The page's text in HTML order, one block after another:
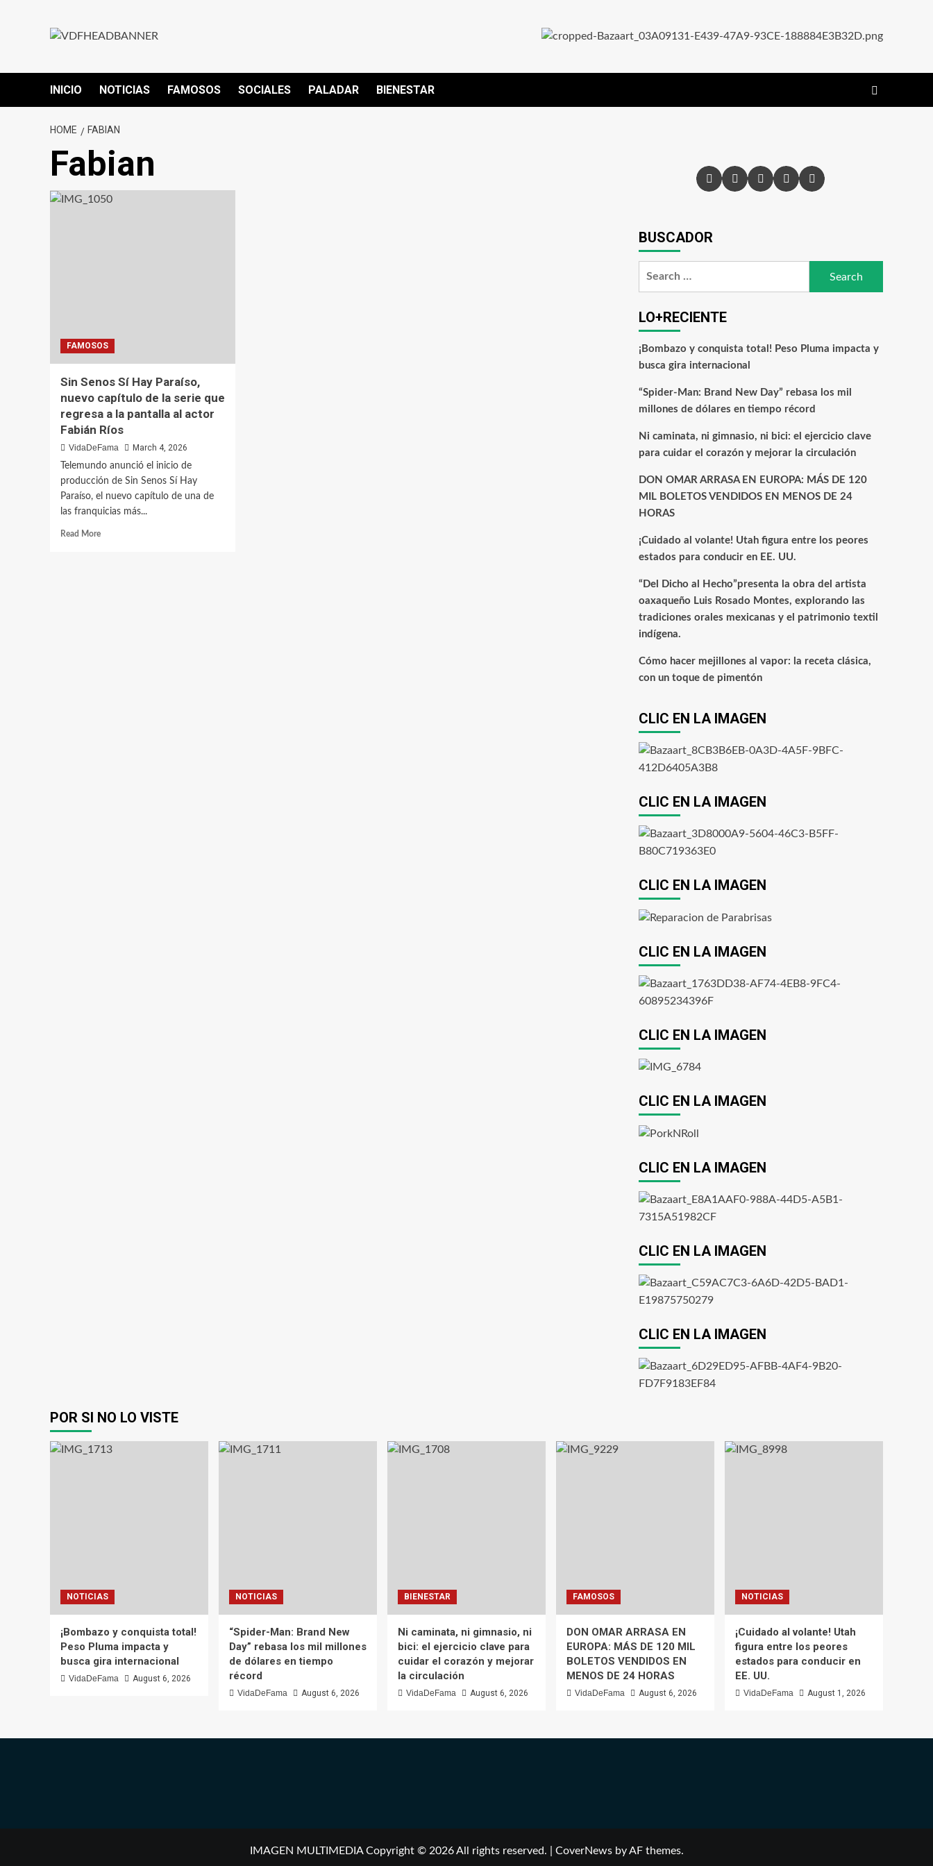
INICIO NOTICIAS FAMOSOS SOCIALES PALADAR BIENESTAR
HOME FABIAN
Fabian
FAMOSOS
Sin Senos Sí Hay Paraíso,
nuevo capítulo de la serie que
regresa a la pantalla al actor
Fabián Ríos
VidaDeFama
March 4, 2026
Telemundo anunció el inicio de
producción de Sin Senos Sí Hay
Paraíso, el nuevo capítulo de una de
las franquicias más...
Read More
BUSCADOR
LO+RECIENTE
¡Bombazo y conquista total! Peso Pluma impacta y
busca gira internacional
“Spider-Man: Brand New Day” rebasa los mil
millones de dólares en tiempo récord
Ni caminata, ni gimnasio, ni bici: el ejercicio clave
para cuidar el corazón y mejorar la circulación
DON OMAR ARRASA EN EUROPA: MÁS DE 120
MIL BOLETOS VENDIDOS EN MENOS DE 24
HORAS
¡Cuidado al volante! Utah figura entre los peores
estados para conducir en EE. UU.
“Del Dicho al Hecho”presenta la obra del artista
oaxaqueño Luis Rosado Montes, explorando las
tradiciones orales mexicanas y el patrimonio textil
indígena.
Cómo hacer mejillones al vapor: la receta clásica,
con un toque de pimentón
CLIC EN LA IMAGEN
CLIC EN LA IMAGEN
CLIC EN LA IMAGEN
CLIC EN LA IMAGEN
CLIC EN LA IMAGEN
CLIC EN LA IMAGEN
CLIC EN LA IMAGEN
CLIC EN LA IMAGEN
CLIC EN LA IMAGEN
POR SI NO LO VISTE
NOTICIAS
¡Bombazo y conquista total!
Peso Pluma impacta y
busca gira internacional
VidaDeFama August 6, 2026
NOTICIAS
“Spider-Man: Brand New
Day” rebasa los mil millones
de dólares en tiempo
récord
VidaDeFama August 6, 2026
BIENESTAR
Ni caminata, ni gimnasio, ni
bici: el ejercicio clave para
cuidar el corazón y mejorar
la circulación
VidaDeFama August 6, 2026
FAMOSOS
DON OMAR ARRASA EN
EUROPA: MÁS DE 120 MIL
BOLETOS VENDIDOS EN
MENOS DE 24 HORAS
VidaDeFama August 6, 2026
NOTICIAS
¡Cuidado al volante! Utah
figura entre los peores
estados para conducir en
EE. UU.
VidaDeFama August 1, 2026
IMAGEN MULTIMEDIA Copyright © 2026 All rights reserved. CoverNewsby AF themes.